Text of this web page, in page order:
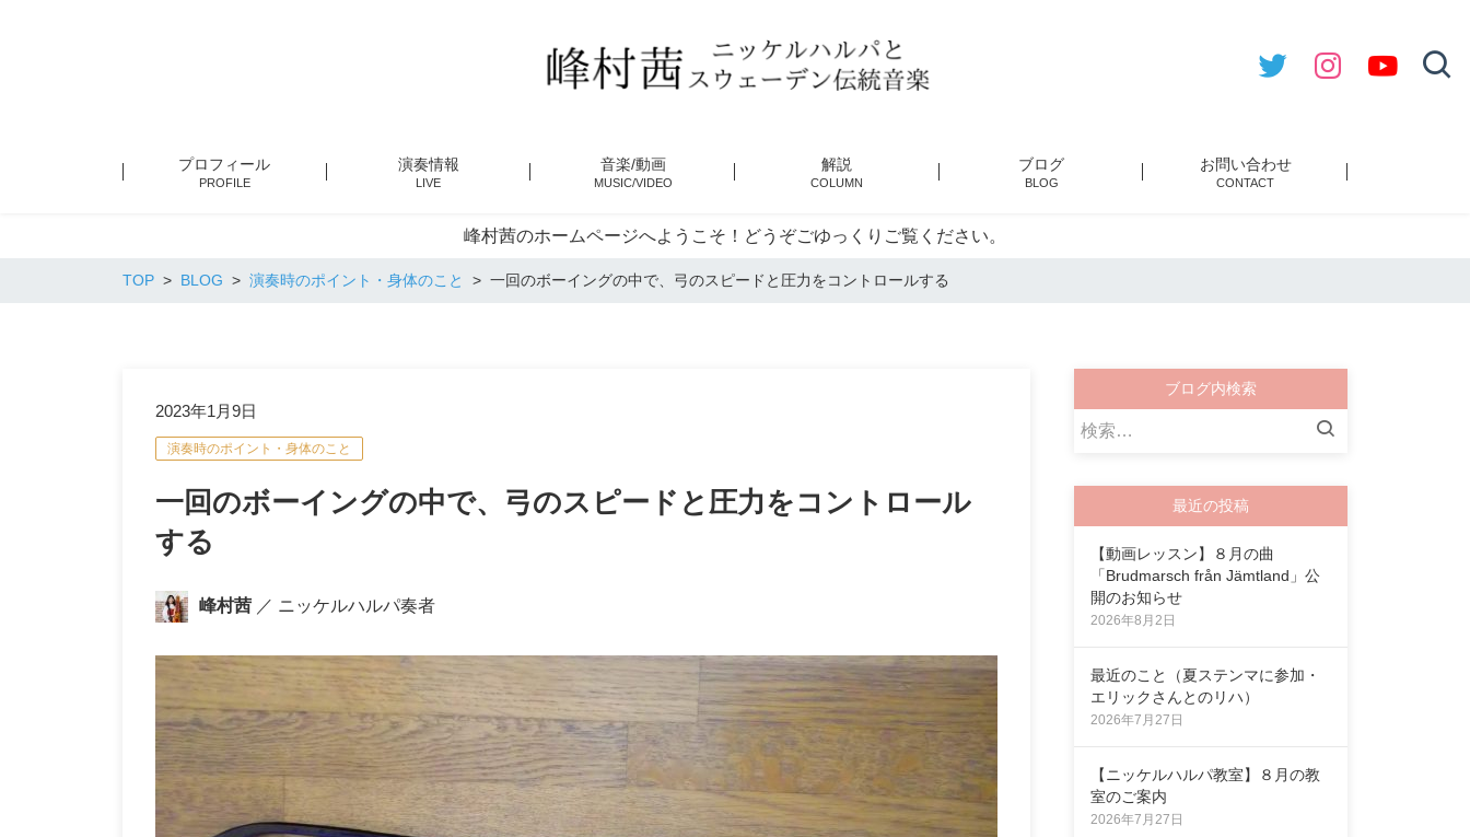
プロフィール
PROFILE
演奏情報
LIVE
音楽/動画
MUSIC/VIDEO
解説
COLUMN
ブログ
BLOG
お問い合わせ
CONTACT
峰村茜のホームページへようこそ！どうぞごゆっくりご覧ください。
TOP BLOG 演奏時のポイント・身体のこと 一回のボーイングの中で、弓のスピードと圧力をコントロールする
2023年1月9日
演奏時のポイント・身体のこと
一回のボーイングの中で、弓のスピードと圧力をコントロール
する
峰村茜 ／ ニッケルハルパ奏者
ブログ内検索
検
最近の投稿
【動画レッスン】８月の曲
「Brudmarsch från Jämtland」公
開のお知らせ
2026年8月2日
最近のこと（夏ステンマに参加・
エリックさんとのリハ）
2026年7月27日
【ニッケルハルパ教室】８月の教
室のご案内
2026年7月27日